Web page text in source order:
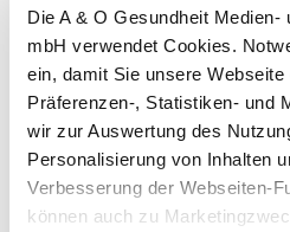
Die A & O Gesundheit Medien-
mbH verwendet Cookies.
ein, damit Sie unsere
Präferenzen-, Statistiken- und
wir zur Auswertung des
Personalisierung von Inhalten
Verbesserung der Webseiten-
können auch zu
hinaus ist Selen ein wichtiges
oxidativem Stress und
in Verbindung gebracht. Zudem
schweren COVID-19-Verlauf
war auffallend, dass bei COVID-
niedrige Spiegel an Selen und
Selenspiegel weiter, verstarben die
stiegen die Werte jedoch wieder